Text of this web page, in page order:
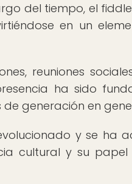
del tiempo, el
en un
reuniones
ha sido
generación en
y se ha
cultural y su